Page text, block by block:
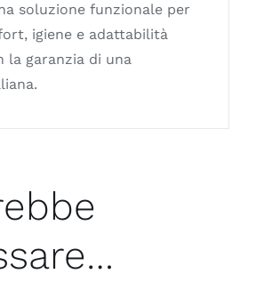
soluzione funzionale per
igiene e adattabilità
la garanzia di una